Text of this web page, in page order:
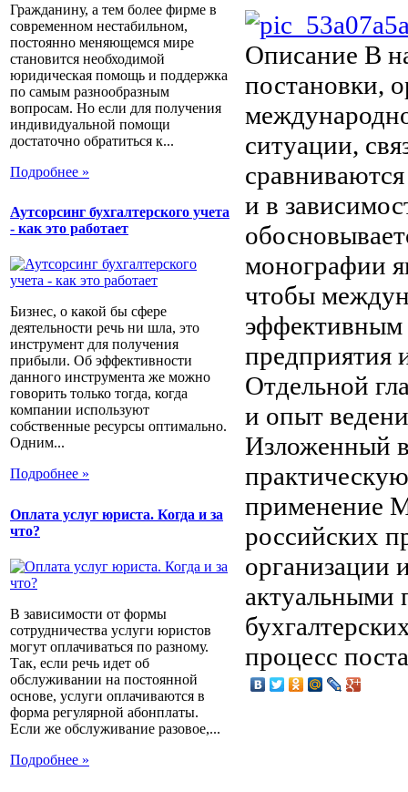
Гражданину, а тем более фирме в
современном нестабильном,
постоянно меняющемся мире
становится необходимой
юридическая помощь и поддержка
по самым разнообразным
вопросам. Но если для получения
индивидуальной помощи
достаточно обратиться к...
Подробнее »
Аутсорсинг бухгалтерского учета
- как это работает
Бизнес, о какой бы сфере
деятельности речь ни шла, это
инструмент для получения
прибыли. Об эффективности
данного инструмента же можно
говорить только тогда, когда
компании используют
собственные ресурсы оптимально.
Одним...
Подробнее »
Оплата услуг юриста. Когда и за
что?
В зависимости от формы
сотрудничества услуги юристов
могут оплачиваться по разному.
Так, если речь идет об
обслуживании на постоянной
основе, услуги оплачиваются в
форма регулярной абонплаты.
Если же обслуживание разовое,...
Подробнее »
Описание В
постановки,
ситуации,
и в
монографии
чтобы
эффективным
предприятия
Отдельной
и опыт
Изложенный
применение
российских
организации
актуальными
процесс